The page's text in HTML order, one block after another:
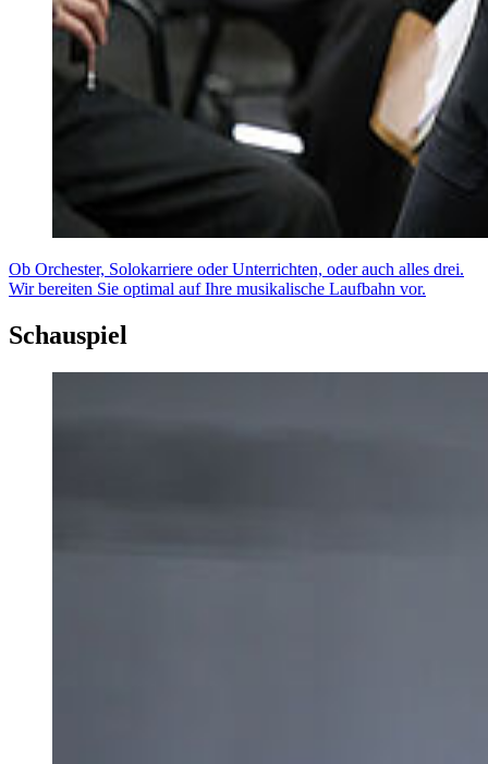
Ob Orchester, Solokarriere oder Unterrichten, oder auch alles drei.
Wir bereiten Sie optimal auf Ihre musikalische Laufbahn vor.
Schauspiel